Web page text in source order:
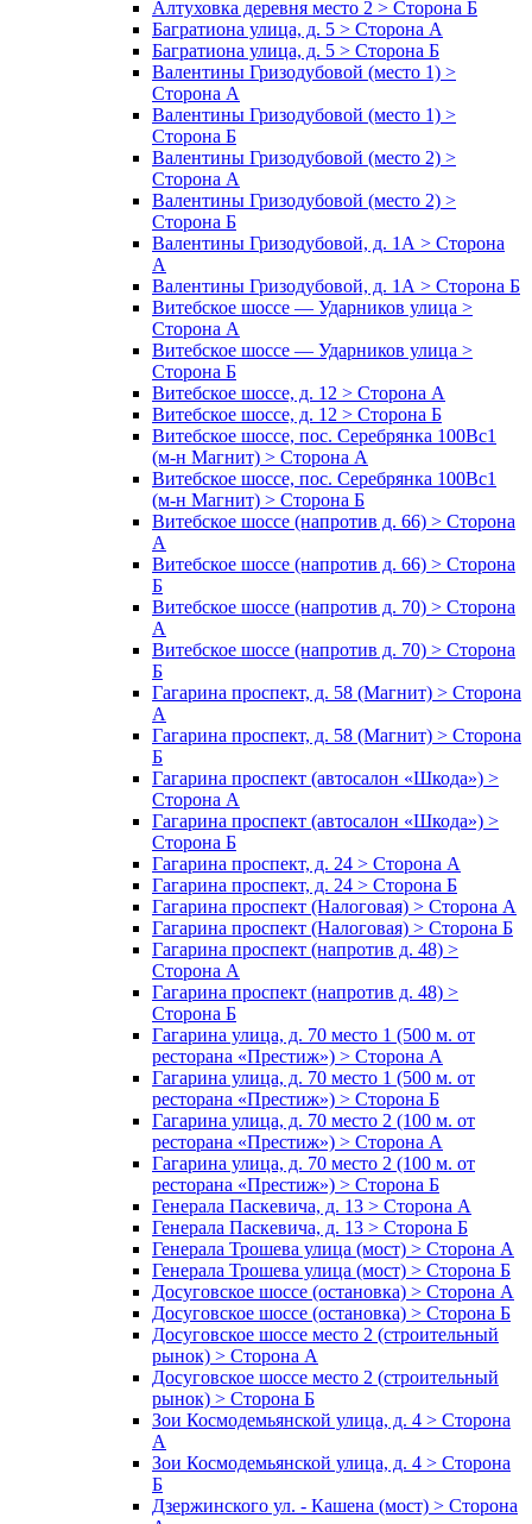
Алтуховка деревня место 2 > Сторона Б
Багратиона улица, д. 5 > Сторона А
Багратиона улица, д. 5 > Сторона Б
Валентины Гризодубовой (место 1) >
Сторона А
Валентины Гризодубовой (место 1) >
Сторона Б
Валентины Гризодубовой (место 2) >
Сторона А
Валентины Гризодубовой (место 2) >
Сторона Б
Валентины Гризодубовой, д. 1А > Сторона
А
Валентины Гризодубовой, д. 1А > Сторона Б
Витебское шоссе — Ударников улица >
Сторона А
Витебское шоссе — Ударников улица >
Сторона Б
Витебское шоссе, д. 12 > Сторона А
Витебское шоссе, д. 12 > Сторона Б
Витебское шоссе, пос. Серебрянка 100Вс1
(м-н Магнит) > Сторона А
Витебское шоссе, пос. Серебрянка 100Вс1
(м-н Магнит) > Сторона Б
Витебское шоссе (напротив д. 66) > Сторона
А
Витебское шоссе (напротив д. 66) > Сторона
Б
Витебское шоссе (напротив д. 70) > Сторона
А
Витебское шоссе (напротив д. 70) > Сторона
Б
Гагарина проспект, д. 58 (Магнит) > Сторона
А
Гагарина проспект, д. 58 (Магнит) > Сторона
Б
Гагарина проспект (автосалон «Шкода») >
Сторона А
Гагарина проспект (автосалон «Шкода») >
Сторона Б
Гагарина проспект, д. 24 > Сторона А
Гагарина проспект, д. 24 > Сторона Б
Гагарина проспект (Налоговая) > Сторона А
Гагарина проспект (Налоговая) > Сторона Б
Гагарина проспект (напротив д. 48) >
Сторона А
Гагарина проспект (напротив д. 48) >
Сторона Б
Гагарина улица, д. 70 место 1 (500 м. от
ресторана «Престиж») > Сторона А
Гагарина улица, д. 70 место 1 (500 м. от
ресторана «Престиж») > Сторона Б
Гагарина улица, д. 70 место 2 (100 м. от
ресторана «Престиж») > Сторона А
Гагарина улица, д. 70 место 2 (100 м. от
ресторана «Престиж») > Сторона Б
Генерала Паскевича, д. 13 > Сторона А
Генерала Паскевича, д. 13 > Сторона Б
Генерала Трошева улица (мост) > Сторона А
Генерала Трошева улица (мост) > Сторона Б
Досуговское шоссе (остановка) > Сторона А
Досуговское шоссе (остановка) > Сторона Б
Досуговское шоссе место 2 (строительный
рынок) > Сторона А
Досуговское шоссе место 2 (строительный
рынок) > Сторона Б
Зои Космодемьянской улица, д. 4 > Сторона
А
Зои Космодемьянской улица, д. 4 > Сторона
Б
Дзержинского ул. - Кашена (мост) > Сторона